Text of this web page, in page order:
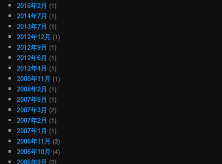
2016年2月 (1)
2014年7月 (1)
2013年7月 (1)
2012年12月 (1)
2012年9月 (1)
2012年6月 (1)
2012年4月 (1)
2008年11月 (1)
2008年2月 (1)
2007年9月 (1)
2007年3月 (2)
2007年2月 (1)
2007年1月 (1)
2006年11月 (3)
2006年10月 (4)
2006年9月 (2)